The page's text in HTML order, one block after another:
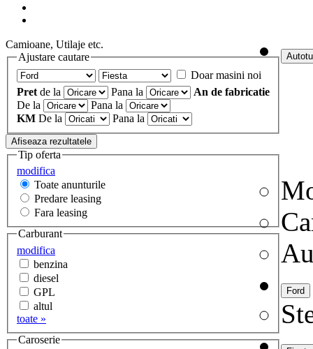
Camioane, Utilaje etc.
Ajustare cautare
Doar masini noi
Pret de la Pana la
An de fabricatie
De la
Pana la
KM De la Pana la
modifica
Tip oferta
Toate anunturile
Predare leasing
Fara leasing
modifica
Carburant
benzina
diesel
GPL
altul
toate »
Caroserie